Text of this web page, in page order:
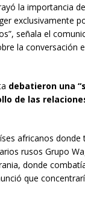
la importancia
exclusivamente
señala el
la conversación
debatieron una
de las
africanos donde
rusos Grupo
donde
que